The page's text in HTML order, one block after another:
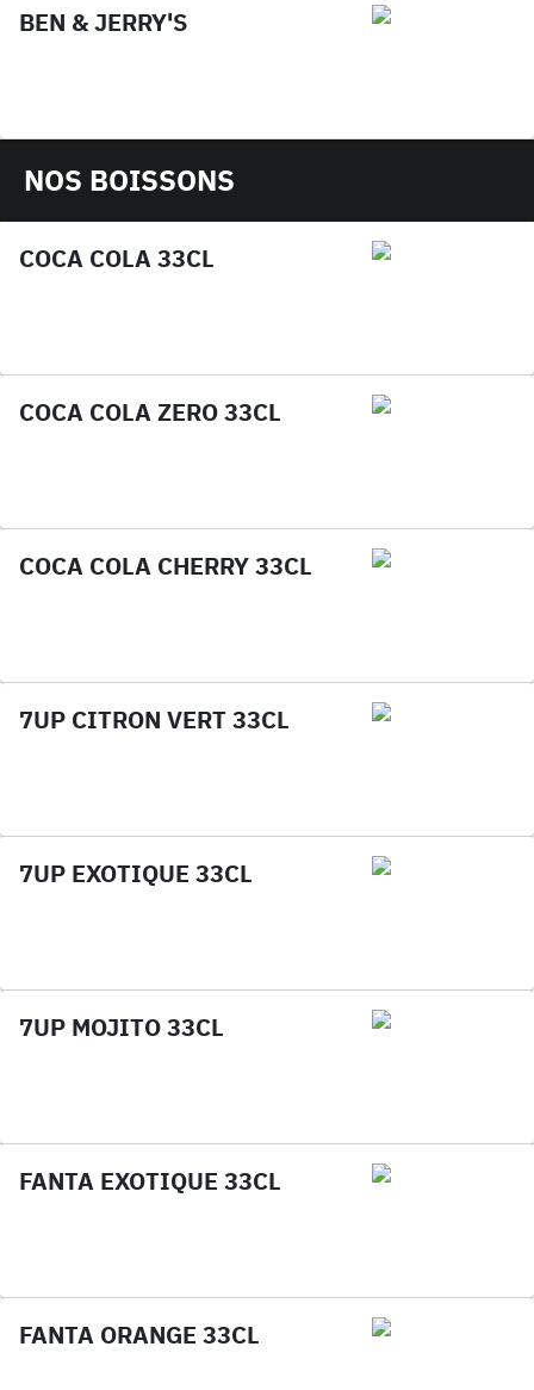
BEN & JERRY'S
NOS BOISSONS
COCA COLA 33CL
COCA COLA ZERO 33CL
COCA COLA CHERRY 33CL
7UP CITRON VERT 33CL
7UP EXOTIQUE 33CL
7UP MOJITO 33CL
FANTA EXOTIQUE 33CL
FANTA ORANGE 33CL